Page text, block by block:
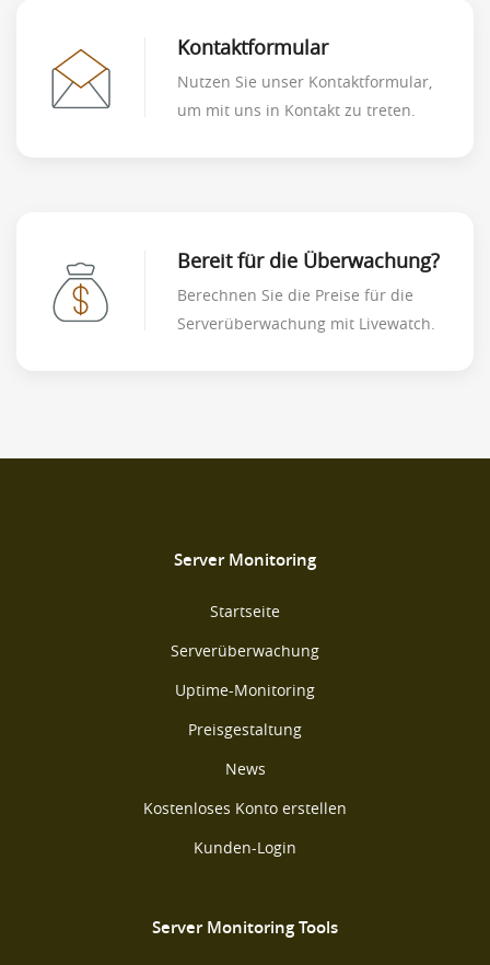
Kontaktformular
Nutzen Sie unser Kontaktformular,
um mit uns in Kontakt zu treten.
Bereit für die Überwachung?
Berechnen Sie die Preise für die
Serverüberwachung mit Livewatch.
Server Monitoring
Startseite
Serverüberwachung
Uptime-Monitoring
Preisgestaltung
News
Kostenloses Konto erstellen
Kunden-Login
Server Monitoring Tools